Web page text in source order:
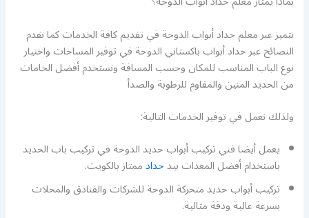
نتميز عبر معلم حداد أبواب الدوحة في تقديم كافة الخدمات كما نقدم
النصائح عبر حداد أبواب باكستاني الدوحة في توفير المساحات واختيار
نوع الباب المناسب للمكان وحسب المسافة ونستخدم أفضل الخامات
من الحديد المتين والمقاوم للرطوبة والصدأ
ولذلك نعمل في توفير الخدمات التالية:
يعمل أيضا فني تركيب أبواب حديد الدوحة في تركيب باب الحديد
باستخدام أفضل المعدات بيدحدادممتاز بالكويت.
تركيب أبواب حديد متحركة الدوحة للشركات والفنادق والمحلات
بسرعة عالية ودقة مثالية.